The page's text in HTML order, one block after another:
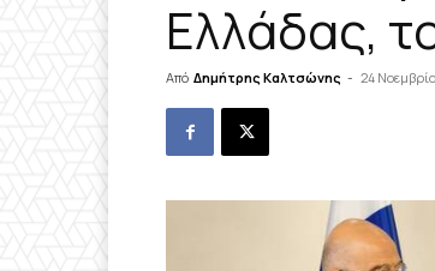
Ελλάδας,
Από Δημήτρης Καλτσώνης - 24